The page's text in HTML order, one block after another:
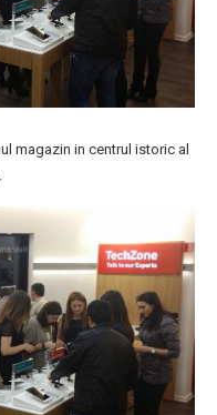
magazin in centrul istoric al